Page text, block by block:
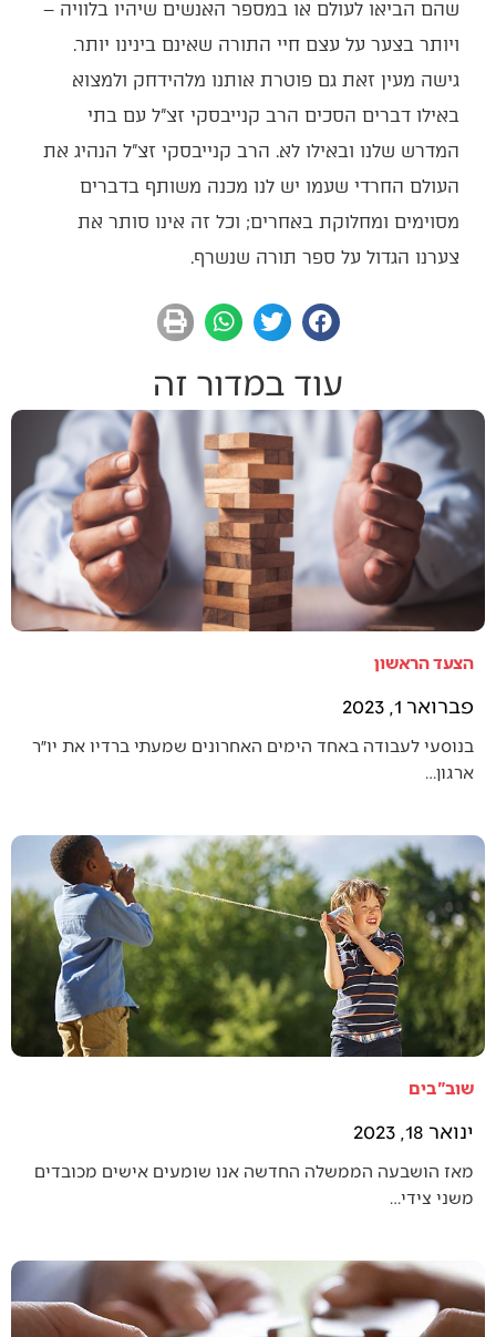
שהם הביאו לעולם או במספר האנשים שיהיו בלוויה –
ויותר בצער על עצם חיי התורה שאינם בינינו יותר.
גישה מעין זאת גם פוטרת אותנו מלהידחק ולמצוא
באילו דברים הסכים הרב קנייבסקי זצ"ל עם בתי
המדרש שלנו ובאילו לא. הרב קנייבסקי זצ"ל הנהיג את
העולם החרדי שעמו יש לנו מכנה משותף בדברים
מסוימים ומחלוקת באחרים; וכל זה אינו סותר את
צערנו הגדול על ספר תורה שנשרף.
עוד במדור זה
הצעד הראשון
פברואר 1, 2023
בנוסעי לעבודה באחד הימים האחרונים שמעתי ברדיו את יו״ר
ארגון…
שוב"בים
ינואר 18, 2023
מאז הושבעה הממשלה החדשה אנו שומעים אישים מכובדים
משני צידי…